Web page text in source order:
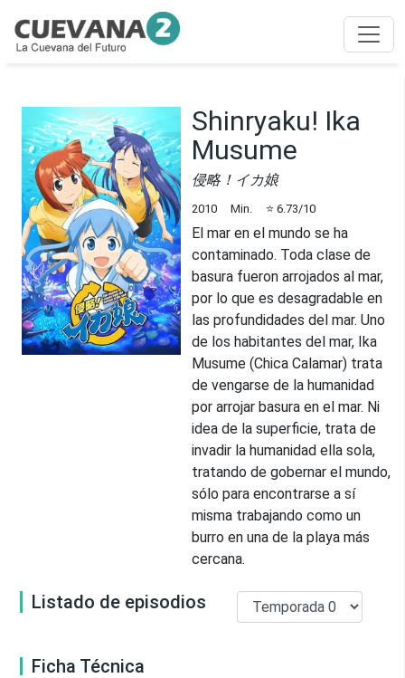
Shinryaku! Ika
Musume
侵略！イカ娘
2010 Min. ⭐ 6.73/10
El mar en el mundo se ha
contaminado. Toda clase de
basura fueron arrojados al mar,
por lo que es desagradable en
las profundidades del mar. Uno
de los habitantes del mar, Ika
Musume (Chica Calamar) trata
de vengarse de la humanidad
por arrojar basura en el mar. Ni
idea de la superficie, trata de
invadir la humanidad ella sola,
tratando de gobernar el mundo,
sólo para encontrarse a sí
misma trabajando como un
burro en una de la playa más
cercana.
Listado de episodios
Ficha Técnica